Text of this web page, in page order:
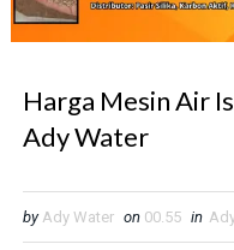
Harga Mesin Air
Ady Water
by Ady Water on 00.55 in